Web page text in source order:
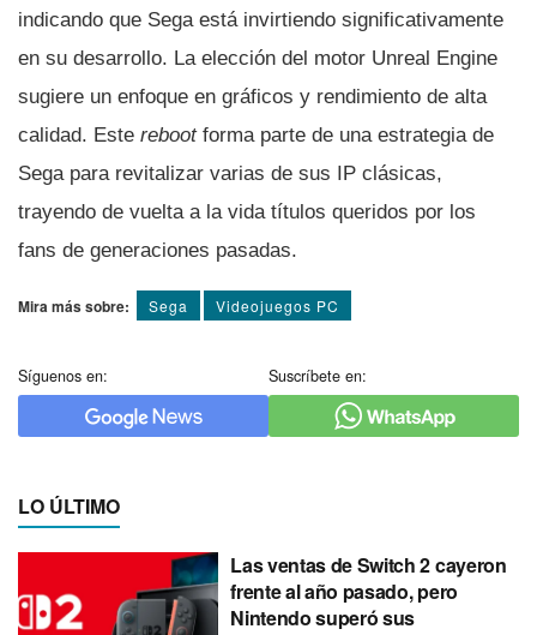
indicando que Sega está invirtiendo significativamente
en su desarrollo. La elección del motor Unreal Engine
sugiere un enfoque en gráficos y rendimiento de alta
calidad. Este rebootforma parte de una estrategia de
Sega para revitalizar varias de sus IP clásicas,
trayendo de vuelta a la vida títulos queridos por los
fans de generaciones pasadas.
Mira más sobre: Sega Videojuegos PC
Síguenos en: Suscríbete en:
LO ÚLTIMO
Las ventas de Switch 2 cayeron
frente al año pasado, pero
Nintendo superó sus